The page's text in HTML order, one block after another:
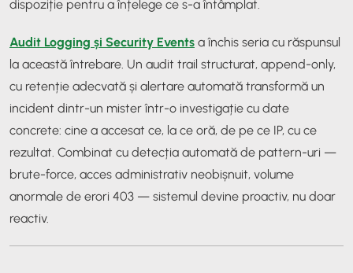
dispoziție pentru a înțelege ce s-a întâmplat.
Audit Logging și Security Events a închis seria cu răspunsul
la această întrebare. Un audit trail structurat, append-only,
cu retenție adecvată și alertare automată transformă un
incident dintr-un mister într-o investigație cu date
concrete: cine a accesat ce, la ce oră, de pe ce IP, cu ce
rezultat. Combinat cu detecția automată de pattern-uri —
brute-force, acces administrativ neobișnuit, volume
anormale de erori 403 — sistemul devine proactiv, nu doar
reactiv.